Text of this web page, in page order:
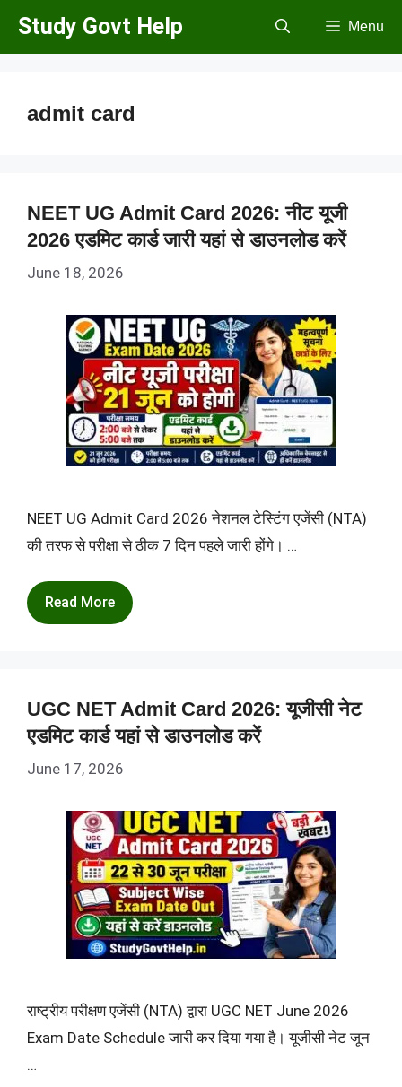
Skip
Study Govt Help Menu
admit card
NEET UG Admit Card 2026: नीट यूजी
2026 एडमिट कार्ड जारी यहां से डाउनलोड करें
June 18, 2026
NEET UG Admit Card 2026 नेशनल टेस्टिंग एजेंसी (NTA)
की तरफ से परीक्षा से ठीक 7 दिन पहले जारी होंगे। …
Read More
UGC NET Admit Card 2026: यूजीसी नेट
एडमिट कार्ड यहां से डाउनलोड करें
June 17, 2026
राष्ट्रीय परीक्षण एजेंसी (NTA) द्वारा UGC NET June 2026
Exam Date Schedule जारी कर दिया गया है। यूजीसी नेट जून
…